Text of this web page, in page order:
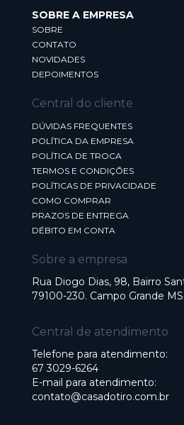
SOBRE A EMPRESA
SOBRE
CONTATO
NOVIDADES
DEPOIMENTOS
Central do cliente
DÚVIDAS FREQUENTES
POLÍTICA DA EMPRESA
POLÍTICA DE TROCA
TERMOS E CONDIÇÕES
POLÍTICAS DE PRIVACIDADE
COMO COMPRAR
PRAZOS DE ENTREGA
DÉBITO EM CONTA
Sobre a empresa
Rua Diogo Dias, 98, Bairro
79100-230. Campo Grande MS.
Central de atendimento
Telefone para atendimento:
67 3029-6264
E-mail para atendimento:
contato@casadotiro.com.br